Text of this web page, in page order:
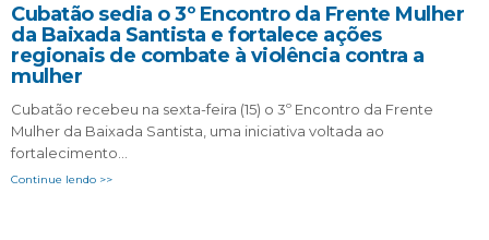
Cubatão sedia o 3º Encontro da Frente Mulher
da Baixada Santista e fortalece ações
regionais de combate à violência contra a
mulher
Cubatão recebeu na sexta-feira (15) o 3º Encontro da Frente
Mulher da Baixada Santista, uma iniciativa voltada ao
fortalecimento…
Continue lendo >>